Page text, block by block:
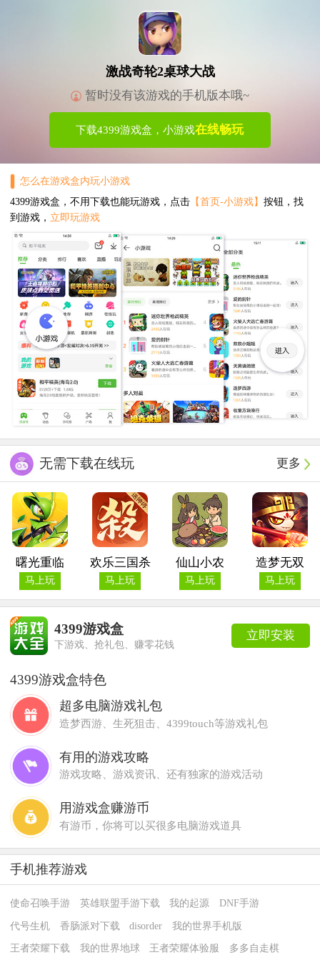
激战奇轮2桌球大战
暂时没有该游戏的手机版本哦~
下载4399游戏盒，小游戏在线畅玩
怎么在游戏盒内玩小游戏
4399游戏盒，不用下载也能玩游戏，点击【首页-小游戏】 按钮，找
到游戏， 立即玩游戏
更多
无需下载在线玩
曙光重临
马上玩
欢乐三国杀
马上玩
仙山小农
马上玩
造梦无双
马上玩
立即安装
4399游戏盒
下游戏、抢礼包、赚零花钱
4399游戏盒特色
超多电脑游戏礼包
造梦西游、生死狙击、4399touch等游戏礼包
有用的游戏攻略
游戏攻略、游戏资讯、还有独家的游戏活动
用游戏盒赚游币
有游币，你将可以买很多电脑游戏道具
手机推荐游戏
使命召唤手游 英雄联盟手游下载 我的起源 DNF手游
代号生机 香肠派对下载 disorder 我的世界手机版
王者荣耀下载 我的世界地球 王者荣耀体验服 多多自走棋